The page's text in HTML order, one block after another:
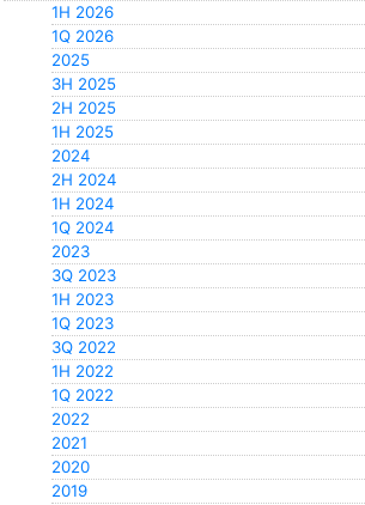
1Н 2026
1Q 2026
2025
3H 2025
2H 2025
1H 2025
2024
2H 2024
1H 2024
1Q 2024
2023
3Q 2023
1H 2023
1Q 2023
3Q 2022
1H 2022
1Q 2022
2022
2021
2020
2019